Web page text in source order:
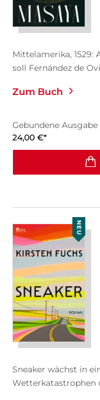
Mittelamerika, 1529:
soll Fernández de
Zum Buch
Gebundene Ausgabe
24,00 €*
NEU
Sneaker wächst in
Wetterkatastrophen